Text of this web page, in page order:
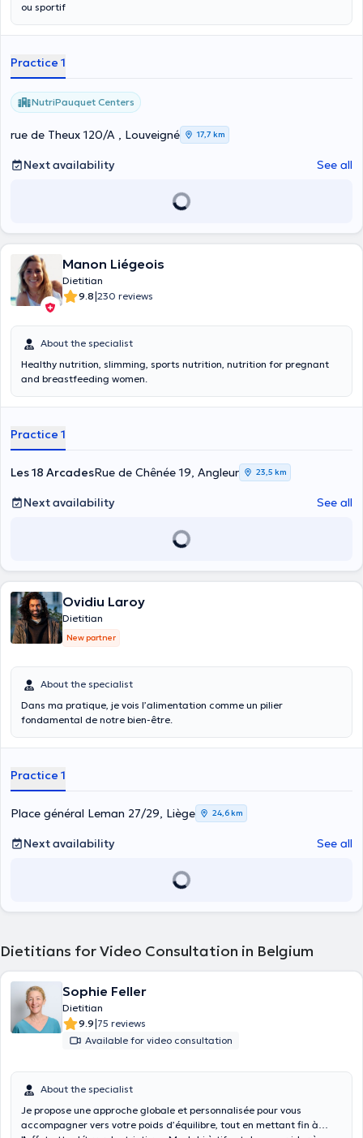
ou sportif
Practice 1
NutriPauquet Centers
rue de Theux 120/A , Louveigné 17,7 km
Next availability See all
Manon Liégeois
Dietitian
9.8|230 reviews
About the specialist
Healthy nutrition, slimming, sports nutrition, nutrition for pregnant
and breastfeeding women.
Practice 1
Les 18 ArcadesRue de Chênée 19, Angleur 23,5 km
Next availability See all
Ovidiu Laroy
Dietitian
New partner
About the specialist
Dans ma pratique, je vois l’alimentation comme un pilier
fondamental de notre bien-être.
Practice 1
Place général Leman 27/29, Liège 24,6 km
Next availability See all
Dietitians for Video Consultation in Belgium
Sophie Feller
Dietitian
9.9|75 reviews
Available for video consultation
About the specialist
Je propose une approche globale et personnalisée pour vous
accompagner vers votre poids d’équilibre, tout en mettant fin à